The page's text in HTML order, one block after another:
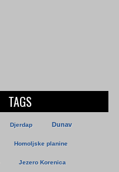
TAGS
Djerdap Dunav
Homoljske planine
Jezero Korenica